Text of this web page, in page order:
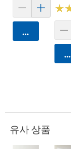
카트에 담기
★
★
유사 상품